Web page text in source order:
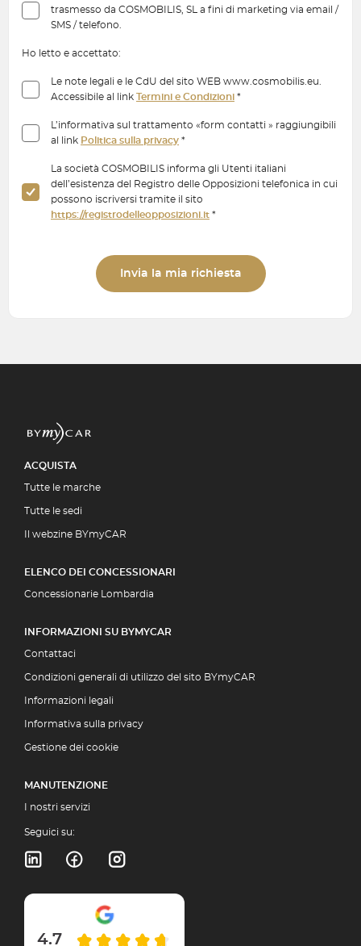
trasmesso da COSMOBILIS, SL a fini di marketing via email /
SMS / telefono.
Ho letto e accettato:
Le note legali e le CdU del sito WEB www.cosmobilis.eu.
Accessibile al link Termini e Condizioni *
L’informativa sul trattamento «form contatti » raggiungibili
al link Politica sulla privacy *
La società COSMOBILIS informa gli Utenti italiani
dell’esistenza del Registro delle Opposizioni telefonica in cui
possono iscriversi tramite il sito
https://registrodelleopposizioni.it *
Invia la mia richiesta
ACQUISTA
Tutte le marche
Tutte le sedi
Il webzine BYmyCAR
ELENCO DEI CONCESSIONARI
Concessionarie Lombardia
INFORMAZIONI SU BYMYCAR
Contattaci
Condizioni generali di utilizzo del sito BYmyCAR
Informazioni legali
Informativa sulla privacy
Gestione dei cookie
MANUTENZIONE
I nostri servizi
Seguici su:
4.7